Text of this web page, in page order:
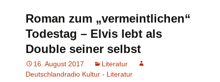
Roman zum „vermeintlichen“
Todestag – Elvis lebt als
Double seiner selbst
16. August 2017
Literatur
Deutschlandradio Kultur - Literatur